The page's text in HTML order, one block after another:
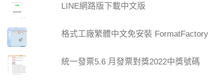
LINE網路版下載中文版
格式工廠繁體中文免安裝 FormatFactory
統一發票5.6 月發票對獎2022中獎號碼